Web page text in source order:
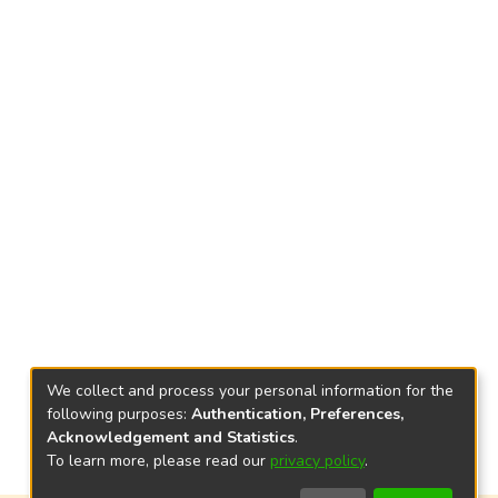
We collect and process your personal information for the
following purposes: Authentication, Preferences,
Acknowledgement and Statistics.
To learn more, please read our privacy policy.